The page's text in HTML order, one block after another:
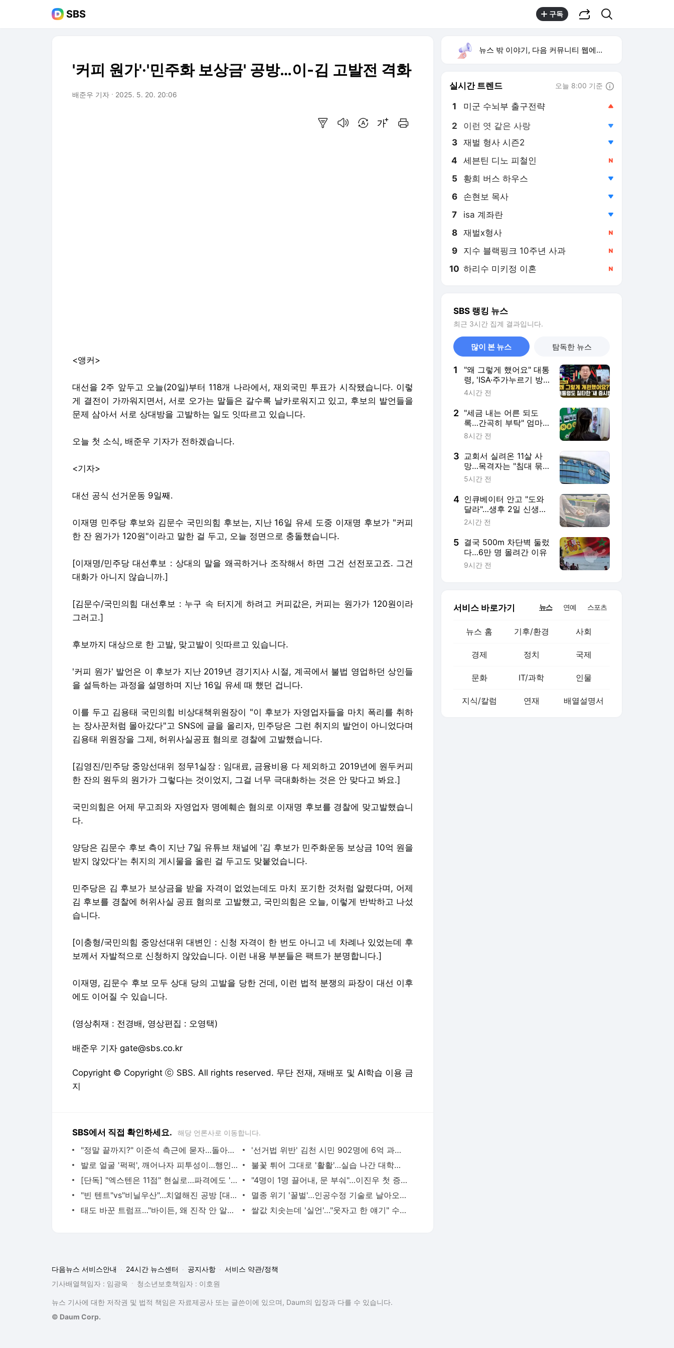
SBS 구독
'커피 원가'·'민주화 보상금' 공방…이-김 고발전 격화
배준우 기자 2025. 5. 20. 20:06
<앵커>
대선을 2주 앞두고 오늘(20일)부터 118개 나라에서, 재외국민 투표가 시작됐습니다. 이렇
게 결전이 가까워지면서, 서로 오가는 말들은 갈수록 날카로워지고 있고, 후보의 발언들을
문제 삼아서 서로 상대방을 고발하는 일도 잇따르고 있습니다.
오늘 첫 소식, 배준우 기자가 전하겠습니다.
<기자>
대선 공식 선거운동 9일째.
이재명 민주당 후보와 김문수 국민의힘 후보는, 지난 16일 유세 도중 이재명 후보가 "커피
한 잔 원가가 120원"이라고 말한 걸 두고, 오늘 정면으로 충돌했습니다.
[이재명/민주당 대선후보 : 상대의 말을 왜곡하거나 조작해서 하면 그건 선전포고죠. 그건
대화가 아니지 않습니까.]
[김문수/국민의힘 대선후보 : 누구 속 터지게 하려고 커피값은, 커피는 원가가 120원이라
그러고.]
후보까지 대상으로 한 고발, 맞고발이 잇따르고 있습니다.
'커피 원가' 발언은 이 후보가 지난 2019년 경기지사 시절, 계곡에서 불법 영업하던 상인들
을 설득하는 과정을 설명하며 지난 16일 유세 때 했던 겁니다.
이를 두고 김용태 국민의힘 비상대책위원장이 "이 후보가 자영업자들을 마치 폭리를 취하
는 장사꾼처럼 몰아갔다"고 SNS에 글을 올리자, 민주당은 그런 취지의 발언이 아니었다며
김용태 위원장을 그제, 허위사실공표 혐의로 경찰에 고발했습니다.
[김영진/민주당 중앙선대위 정무1실장 : 임대료, 금융비용 다 제외하고 2019년에 원두커피
한 잔의 원두의 원가가 그렇다는 것이었지, 그걸 너무 극대화하는 것은 안 맞다고 봐요.]
국민의힘은 어제 무고죄와 자영업자 명예훼손 혐의로 이재명 후보를 경찰에 맞고발했습니
다.
양당은 김문수 후보 측이 지난 7일 유튜브 채널에 '김 후보가 민주화운동 보상금 10억 원을
받지 않았다'는 취지의 게시물을 올린 걸 두고도 맞붙었습니다.
민주당은 김 후보가 보상금을 받을 자격이 없었는데도 마치 포기한 것처럼 알렸다며, 어제
김 후보를 경찰에 허위사실 공표 혐의로 고발했고, 국민의힘은 오늘, 이렇게 반박하고 나섰
습니다.
[이충형/국민의힘 중앙선대위 대변인 : 신청 자격이 한 번도 아니고 네 차례나 있었는데 후
보께서 자발적으로 신청하지 않았습니다. 이런 내용 부분들은 팩트가 분명합니다.]
이재명, 김문수 후보 모두 상대 당의 고발을 당한 건데, 이런 법적 분쟁의 파장이 대선 이후
에도 이어질 수 있습니다.
(영상취재 : 전경배, 영상편집 : 오영택)
배준우 기자 gate@sbs.co.kr
Copyright © Copyright ⓒ SBS. All rights reserved. 무단 전재, 재배포 및 AI학습 이용 금
지
SBS에서 직접 확인하세요. 해당 언론사로 이동합니다.
"정말 끝까지?" 이준석 측근에 묻자…돌아온 대답
'선거법 위반' 김천 시민 902명에 6억 과태료
발로 얼굴 '퍽퍽', 깨어나자 피투성이…행인 봉변
불꽃 튀어 그대로 '활활'…실습 나간 대학생 사망
[단독] "엑스텐은 11점" 현실로…파격에도 '자신감'
"4명이 1명 끌어내, 문 부숴"…이진우 첫 증언
"빈 텐트"vs"비닐우산"…치열해진 공방 [대선네컷]
멸종 위기 '꿀벌'…인공수정 기술로 날아오를까
태도 바꾼 트럼프…"바이든, 왜 진작 안 알렸나"
쌀값 치솟는데 '실언'…"웃자고 한 얘기" 수습에도
뉴스 밖 이야기, 다음 커뮤니티 웹에서 보기
실시간 트렌드 오늘 8:00 기준
1 미군 수뇌부 출구전략
2 이런 엿 같은 사랑
3 재벌 형사 시즌2
4 세븐틴 디노 피철인
5 황희 버스 하우스
6 손현보 목사
7 isa 계좌란
8 재벌x형사
9 지수 블랙핑크 10주년 사과
10 하리수 미키정 이혼
SBS 랭킹 뉴스
최근 3시간 집계 결과입니다.
많이 본 뉴스 탐독한 뉴스
1
"왜 그렇게 했어요" 대통
령, 'ISA·주가누르기 방
지법' 질타
4시간 전
2 "세금 내는 어른 되도
록…간곡히 부탁" 엄마
의 호소문 [뉴스토리]
8시간 전
3 교회서 실려온 11살 사
망…목격자는 "침대 묶
여 있었다"
5시간 전
4 인큐베이터 안고 "도와
달라"…생후 2일 신생아
살린 기적
2시간 전
5 결국 500m 차단벽 둘렀
다…6만 명 몰려간 이유
9시간 전
서비스 바로가기 뉴스 연예 스포츠
뉴스 홈 기후/환경 사회
경제 정치 국제
문화 IT/과학 인물
지식/칼럼 연재 배열설명서
다음뉴스 서비스안내 24시간 뉴스센터 공지사항
서비스 약관/정책
기사배열책임자 : 임광욱
청소년보호책임자 : 이호원
뉴스 기사에 대한 저작권 및 법적 책임은 자료제공사 또는 글쓴이에 있으며, Daum의 입장과 다를 수 있습니다.
© Daum Corp.